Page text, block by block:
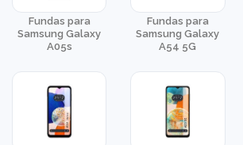
Fundas para
Samsung Galaxy
A05s
Fundas para
Samsung Galaxy
A54 5G